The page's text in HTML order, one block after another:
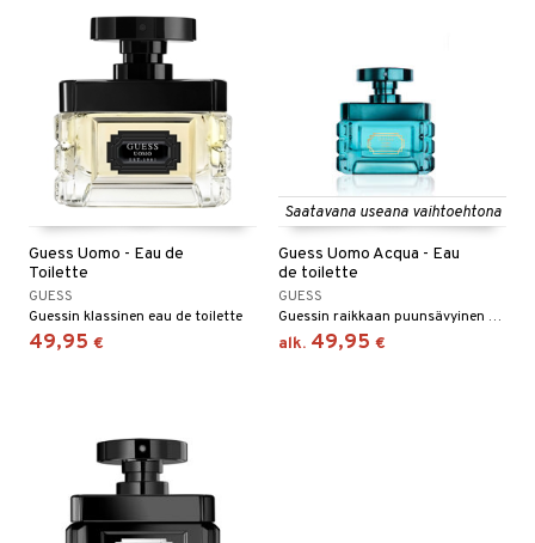
Guess Uomo - Eau de
Toilette
GUESS
Guessin klassinen eau de toilette
49,95 €
Saatavana useana vaihtoehtona
Guess Uomo Acqua - Eau
de toilette
GUESS
Guessin raikkaan puunsävyinen eau de toilette
alk. 49,95 €